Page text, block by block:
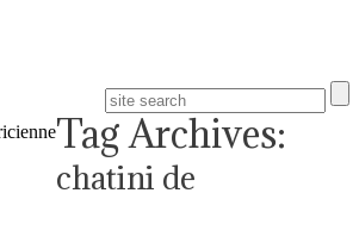
Tag Archives:
chatini de